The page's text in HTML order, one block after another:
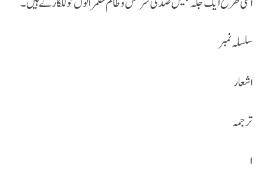
سلسلہ نمبر
اشعار
ترجمہ
۱